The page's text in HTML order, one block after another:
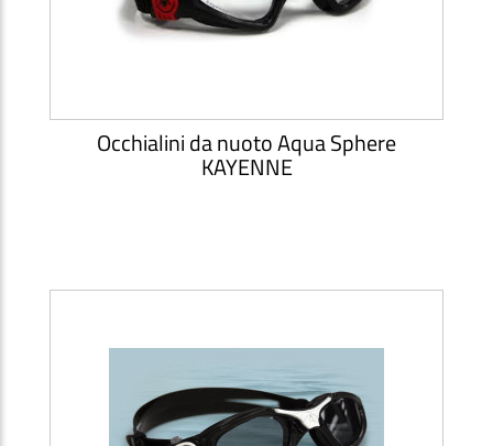
Occhialini da nuoto Aqua Sphere
KAYENNE